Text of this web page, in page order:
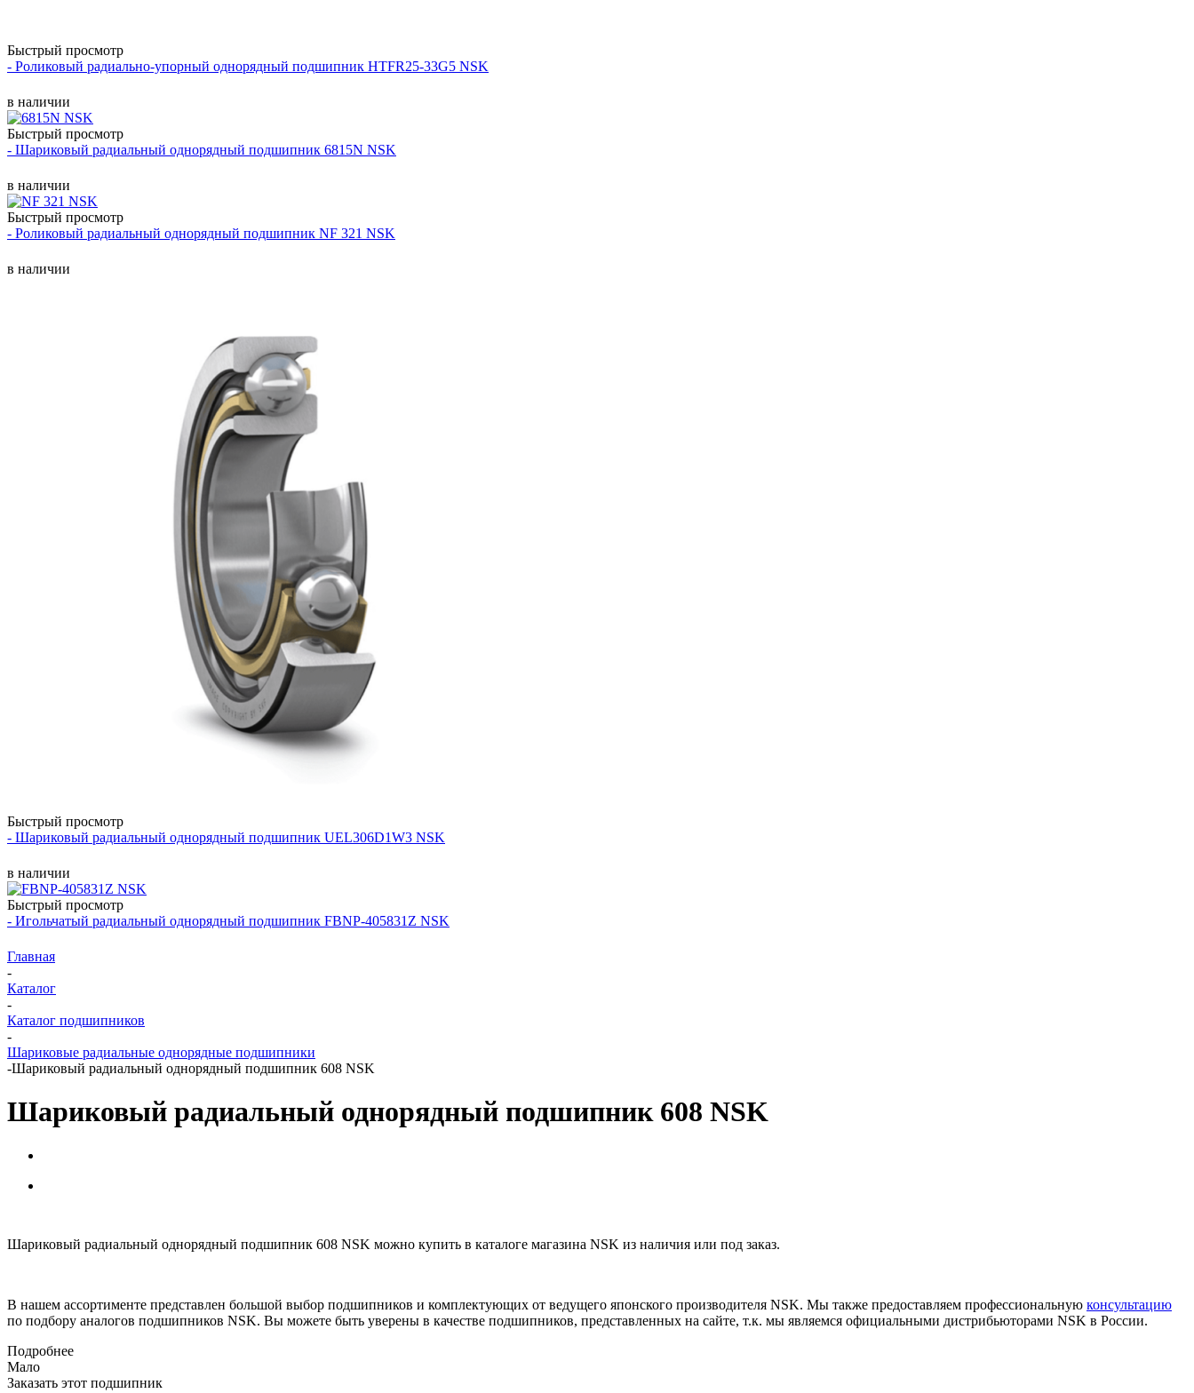
Быстрый просмотр
- Роликовый радиально-упорный однорядный подшипник HTFR25-33G5 NSK
в наличии
Быстрый просмотр
- Шариковый радиальный однорядный подшипник 6815N NSK
в наличии
Быстрый просмотр
- Роликовый радиальный однорядный подшипник NF 321 NSK
в наличии
Быстрый просмотр
- Шариковый радиальный однорядный подшипник UEL306D1W3 NSK
в наличии
Быстрый просмотр
- Игольчатый радиальный однорядный подшипник FBNP-405831Z NSK
Главная
-
Каталог
-
Каталог подшипников
-
Шариковые радиальные однорядные подшипники
-Шариковый радиальный однорядный подшипник 608 NSK
Шариковый радиальный однорядный подшипник 608 NSK
Шариковый радиальный однорядный подшипник 608 NSK можно купить в каталоге магазина NSK из наличия или под заказ.
В нашем ассортименте представлен большой выбор подшипников и комплектующих от ведущего японского производителя NSK. Мы также предоставляем профессиональную консультацию
по подбору аналогов подшипников NSK. Вы можете быть уверены в качестве подшипников, представленных на сайте, т.к. мы являемся официальными дистрибьюторами NSK в России.
Подробнее
Мало
Заказать этот подшипник